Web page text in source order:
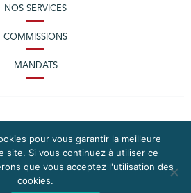
NOS SERVICES
COMMISSIONS
MANDATS
pour vous garantir la meilleure
site. Si vous continuez à utiliser ce
que vous acceptez l'utilisation des
cookies.